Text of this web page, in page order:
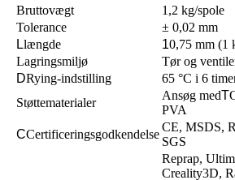
Bruttovægt
1,2 kg/spole
Tolerance
± 0,02 mm
Llængde 10,75 mm (1
Lagringsmiljø
Tør og
DRying-indstilling
65 °C i 6
Støttematerialer
Ansøg medT
PVA
CCertificeringsgodkendelse
CE, MSDS,
SGS
Reprap,
Creality3D,